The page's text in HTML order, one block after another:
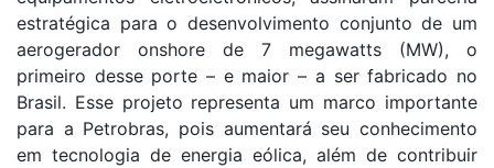
estratégica para o desenvolvimento conjunto de um
aerogerador onshore de 7 megawatts (MW), o
primeiro desse porte – e maior – a ser fabricado no
Brasil. Esse projeto representa um marco importante
para a Petrobras, pois aumentará seu conhecimento
em tecnologia de energia eólica, além de contribuir